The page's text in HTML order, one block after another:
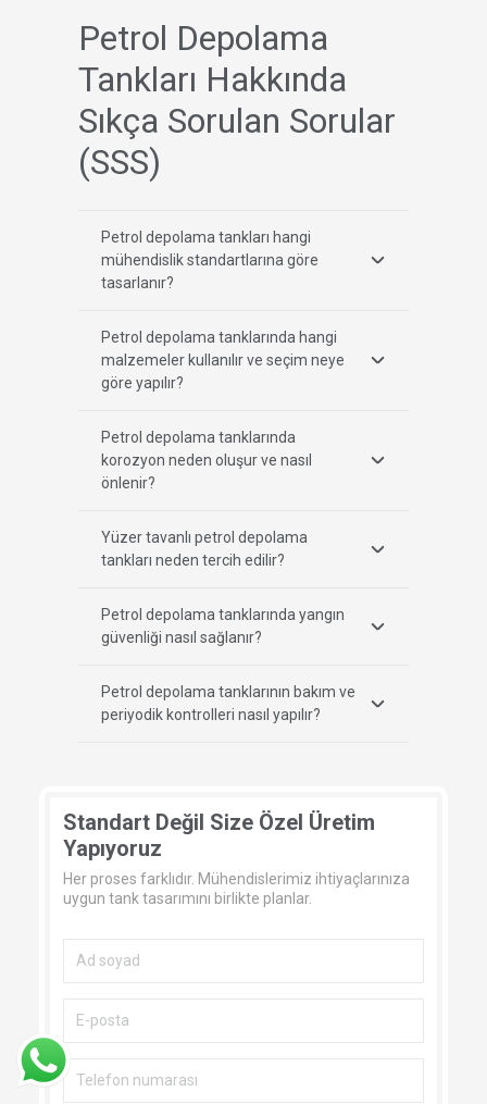
Petrol Depolama
Tankları Hakkında
Sıkça Sorulan Sorular
(SSS)
Petrol depolama tankları hangi
mühendislik standartlarına göre
tasarlanır?
Petrol depolama tanklarında hangi
malzemeler kullanılır ve seçim neye
göre yapılır?
Petrol depolama tanklarında
korozyon neden oluşur ve nasıl
önlenir?
Yüzer tavanlı petrol depolama
tankları neden tercih edilir?
Petrol depolama tanklarında yangın
güvenliği nasıl sağlanır?
Petrol depolama tanklarının bakım ve
periyodik kontrolleri nasıl yapılır?
Standart Değil Size Özel Üretim
Yapıyoruz
Her proses farklıdır. Mühendislerimiz ihtiyaçlarınıza
uygun tank tasarımını birlikte planlar.